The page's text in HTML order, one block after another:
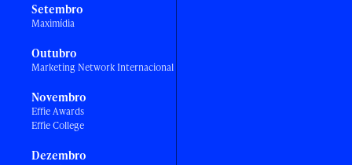
Setembro
Maximídia
Outubro
Marketing Network Internacional
Novembro
Effie Awards
Effie College
Dezembro